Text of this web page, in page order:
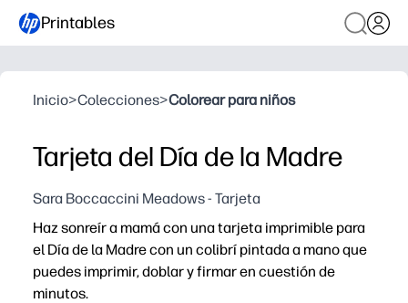
Printables
Inicio>Colecciones>Colorear para niños
Tarjeta del Día de la Madre
Sara Boccaccini Meadows - Tarjeta
Haz sonreír a mamá con una tarjeta imprimible para
el Día de la Madre con un colibrí pintada a mano que
puedes imprimir, doblar y firmar en cuestión de
minutos.